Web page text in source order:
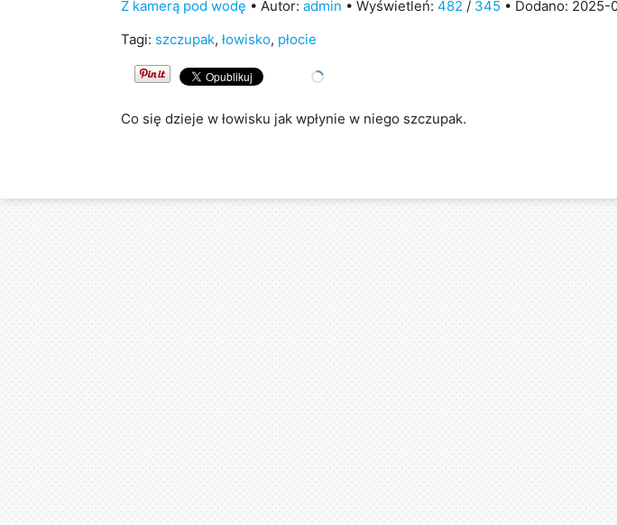
Z kamerą pod wodę • Autor: admin • Wyświetleń: 482 / 345 • Dodano: 2025-
Tagi: szczupak, łowisko, płocie
Co się dzieje w łowisku jak wpłynie w niego szczupak.